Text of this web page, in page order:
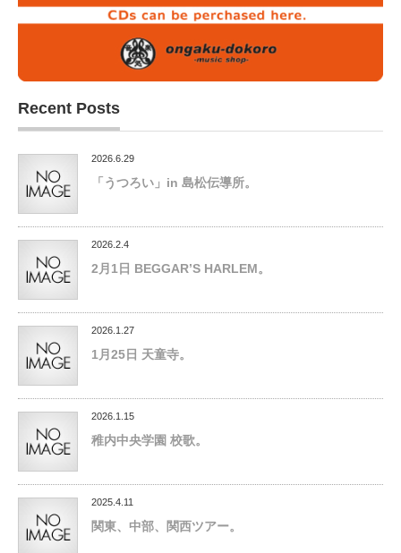
Recent Posts
2026.6.29
「うつろい」in 島松伝導所。
2026.2.4
2月1日 BEGGAR’S HARLEM。
2026.1.27
1月25日 天童寺。
2026.1.15
稚内中央学園 校歌。
2025.4.11
関東、中部、関西ツアー。